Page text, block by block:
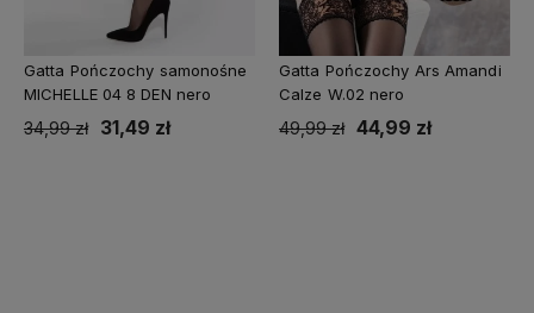
Gatta Pończochy samonośne
MICHELLE 04 8 DEN nero
34,99 zł 31,49 zł
Gatta Pończochy Ars Amandi
Calze W.02 nero
49,99 zł 44,99 zł